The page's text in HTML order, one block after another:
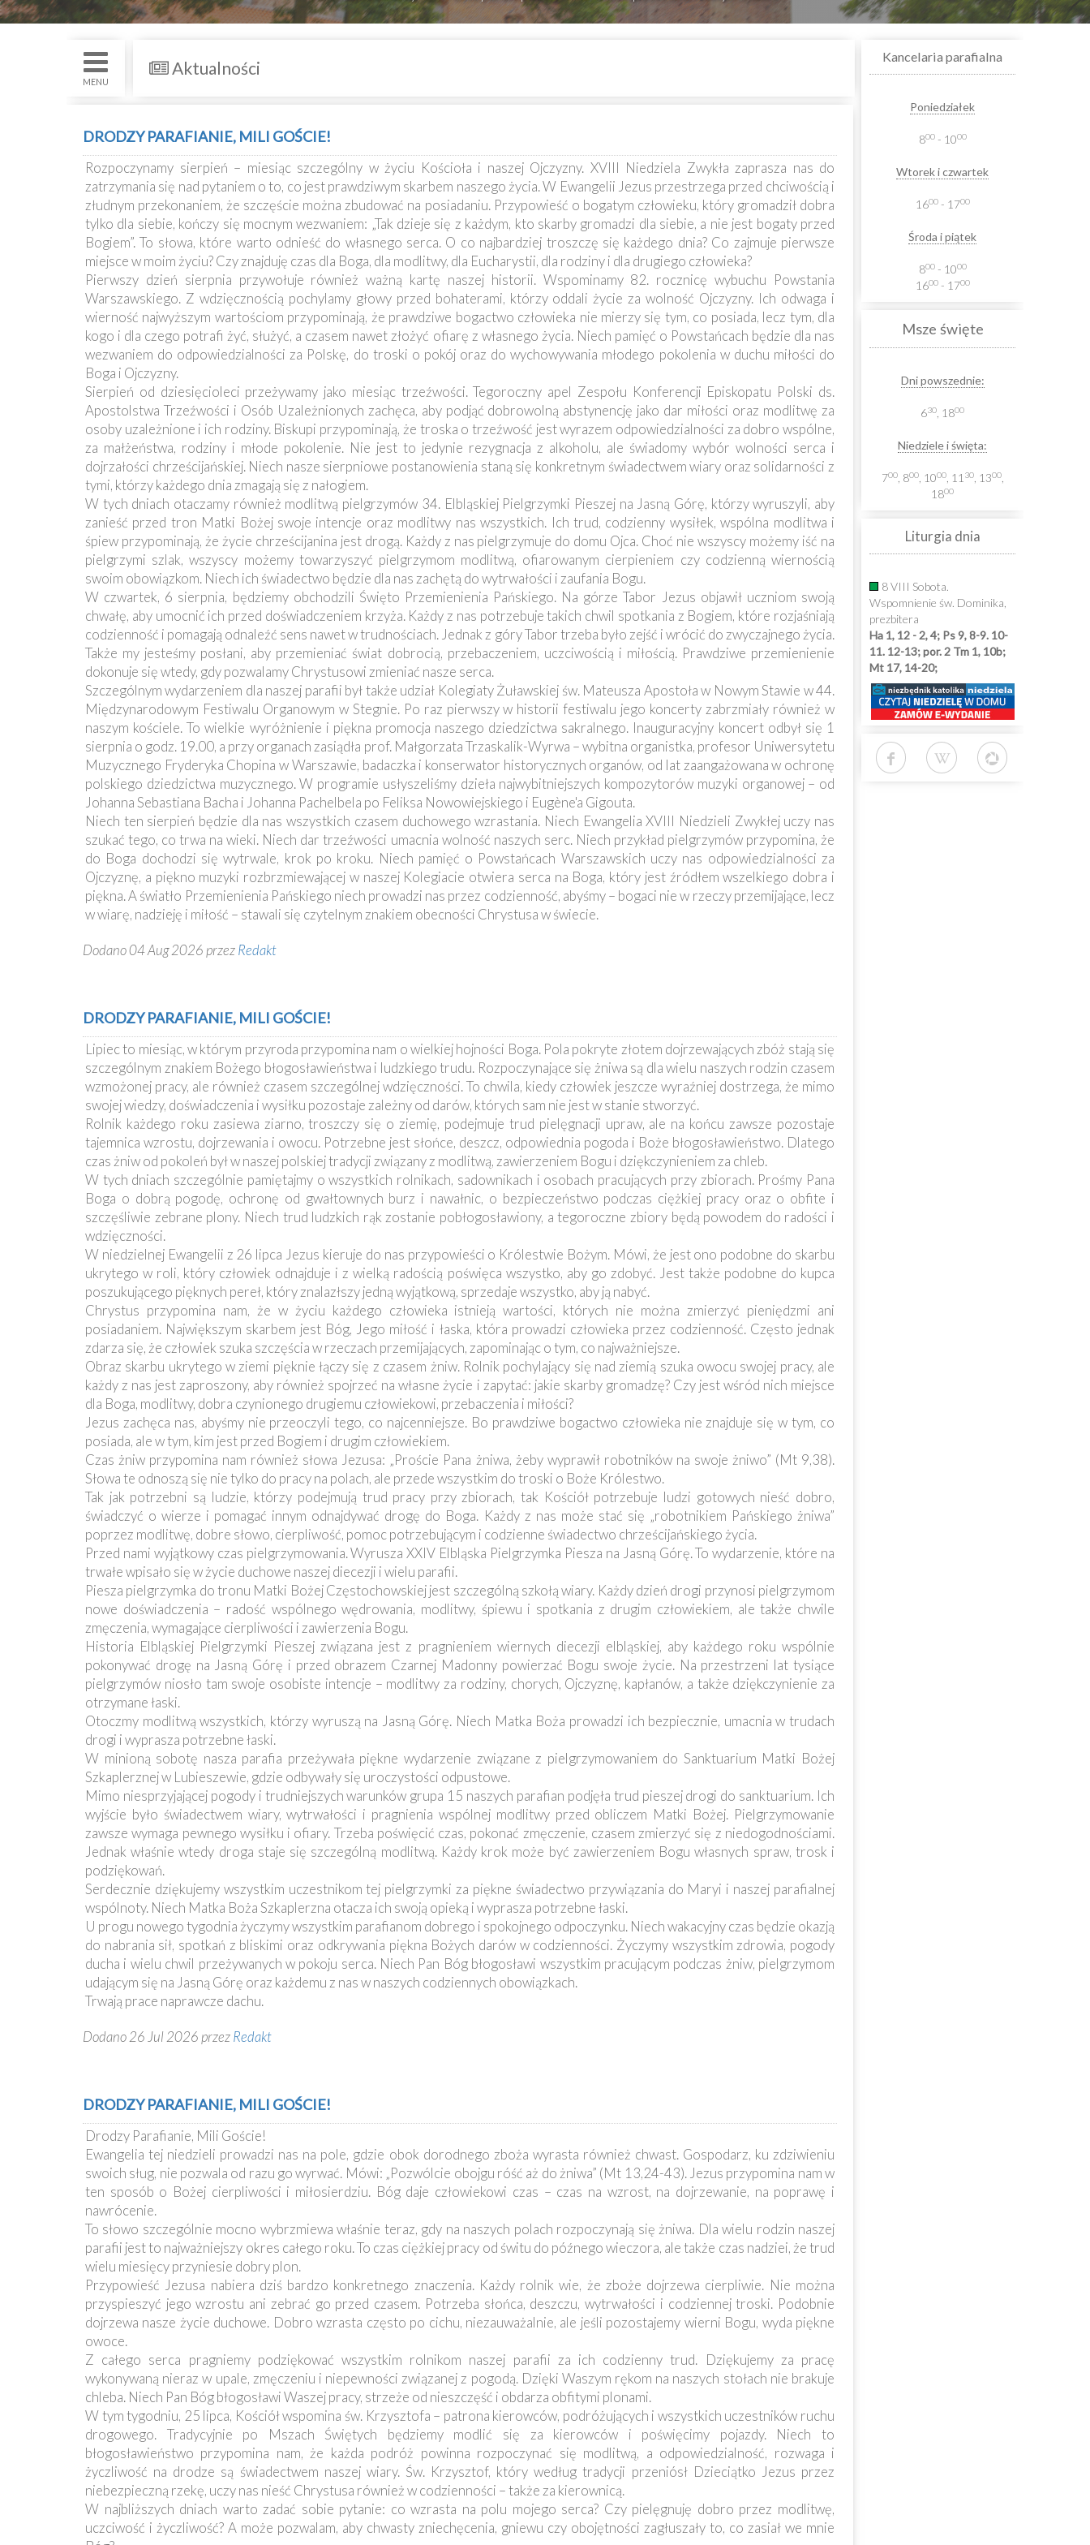
św.
i
Duszpasterze
Małoletnich
MENU
Aktualności
DRODZY PARAFIANIE, MILI GOŚCIE!
Rozpoczynamy sierpień – miesiąc szczególny w życiu Kościoła i naszej Ojczyzny. XVIII Niedziela Zwykła zaprasza nas do
zatrzymania się nad pytaniem o to, co jest prawdziwym skarbem naszego życia. W Ewangelii Jezus przestrzega przed chciwością i
złudnym przekonaniem, że szczęście można zbudować na posiadaniu. Przypowieść o bogatym człowieku, który gromadził dobra
tylko dla siebie, kończy się mocnym wezwaniem: „Tak dzieje się z każdym, kto skarby gromadzi dla siebie, a nie jest bogaty przed
Bogiem”. To słowa, które warto odnieść do własnego serca. O co najbardziej troszczę się każdego dnia? Co zajmuje pierwsze
miejsce w moim życiu? Czy znajduję czas dla Boga, dla modlitwy, dla Eucharystii, dla rodziny i dla drugiego człowieka?
Pierwszy dzień sierpnia przywołuje również ważną kartę naszej historii. Wspominamy 82. rocznicę wybuchu Powstania
Warszawskiego. Z wdzięcznością pochylamy głowy przed bohaterami, którzy oddali życie za wolność Ojczyzny. Ich odwaga i
wierność najwyższym wartościom przypominają, że prawdziwe bogactwo człowieka nie mierzy się tym, co posiada, lecz tym, dla
kogo i dla czego potrafi żyć, służyć, a czasem nawet złożyć ofiarę z własnego życia. Niech pamięć o Powstańcach będzie dla nas
wezwaniem do odpowiedzialności za Polskę, do troski o pokój oraz do wychowywania młodego pokolenia w duchu miłości do
Boga i Ojczyzny.
Sierpień od dziesięcioleci przeżywamy jako miesiąc trzeźwości. Tegoroczny apel Zespołu Konferencji Episkopatu Polski ds.
Apostolstwa Trzeźwości i Osób Uzależnionych zachęca, aby podjąć dobrowolną abstynencję jako dar miłości oraz modlitwę za
osoby uzależnione i ich rodziny. Biskupi przypominają, że troska o trzeźwość jest wyrazem odpowiedzialności za dobro wspólne,
za małżeństwa, rodziny i młode pokolenie. Nie jest to jedynie rezygnacja z alkoholu, ale świadomy wybór wolności serca i
dojrzałości chrześcijańskiej. Niech nasze sierpniowe postanowienia staną się konkretnym świadectwem wiary oraz solidarności z
tymi, którzy każdego dnia zmagają się z nałogiem.
W tych dniach otaczamy również modlitwą pielgrzymów 34. Elbląskiej Pielgrzymki Pieszej na Jasną Górę, którzy wyruszyli, aby
zanieść przed tron Matki Bożej swoje intencje oraz modlitwy nas wszystkich. Ich trud, codzienny wysiłek, wspólna modlitwa i
śpiew przypominają, że życie chrześcijanina jest drogą. Każdy z nas pielgrzymuje do domu Ojca. Choć nie wszyscy możemy iść na
pielgrzymi szlak, wszyscy możemy towarzyszyć pielgrzymom modlitwą, ofiarowanym cierpieniem czy codzienną wiernością
swoim obowiązkom. Niech ich świadectwo będzie dla nas zachętą do wytrwałości i zaufania Bogu.
W czwartek, 6 sierpnia, będziemy obchodzili Święto Przemienienia Pańskiego. Na górze Tabor Jezus objawił uczniom swoją
chwałę, aby umocnić ich przed doświadczeniem krzyża. Każdy z nas potrzebuje takich chwil spotkania z Bogiem, które rozjaśniają
codzienność i pomagają odnaleźć sens nawet w trudnościach. Jednak z góry Tabor trzeba było zejść i wrócić do zwyczajnego życia.
Także my jesteśmy posłani, aby przemieniać świat dobrocią, przebaczeniem, uczciwością i miłością. Prawdziwe przemienienie
dokonuje się wtedy, gdy pozwalamy Chrystusowi zmieniać nasze serca.
Szczególnym wydarzeniem dla naszej parafii był także udział Kolegiaty Żuławskiej św. Mateusza Apostoła w Nowym Stawie w 44.
Międzynarodowym Festiwalu Organowym w Stegnie. Po raz pierwszy w historii festiwalu jego koncerty zabrzmiały również w
naszym kościele. To wielkie wyróżnienie i piękna promocja naszego dziedzictwa sakralnego. Inauguracyjny koncert odbył się 1
sierpnia o godz. 19.00, a przy organach zasiądła prof. Małgorzata Trzaskalik-Wyrwa – wybitna organistka, profesor Uniwersytetu
Muzycznego Fryderyka Chopina w Warszawie, badaczka i konserwator historycznych organów, od lat zaangażowana w ochronę
polskiego dziedzictwa muzycznego. W programie usłyszeliśmy dzieła najwybitniejszych kompozytorów muzyki organowej – od
Johanna Sebastiana Bacha i Johanna Pachelbela po Feliksa Nowowiejskiego i Eugène'a Gigouta.
Niech ten sierpień będzie dla nas wszystkich czasem duchowego wzrastania. Niech Ewangelia XVIII Niedzieli Zwykłej uczy nas
szukać tego, co trwa na wieki. Niech dar trzeźwości umacnia wolność naszych serc. Niech przykład pielgrzymów przypomina, że
do Boga dochodzi się wytrwale, krok po kroku. Niech pamięć o Powstańcach Warszawskich uczy nas odpowiedzialności za
Ojczyznę, a piękno muzyki rozbrzmiewającej w naszej Kolegiacie otwiera serca na Boga, który jest źródłem wszelkiego dobra i
piękna. A światło Przemienienia Pańskiego niech prowadzi nas przez codzienność, abyśmy – bogaci nie w rzeczy przemijające, lecz
w wiarę, nadzieję i miłość – stawali się czytelnym znakiem obecności Chrystusa w świecie.
Dodano 04 Aug 2026 przezRedakt
DRODZY PARAFIANIE, MILI GOŚCIE!
Lipiec to miesiąc, w którym przyroda przypomina nam o wielkiej hojności Boga. Pola pokryte złotem dojrzewających zbóż stają się
szczególnym znakiem Bożego błogosławieństwa i ludzkiego trudu. Rozpoczynające się żniwa są dla wielu naszych rodzin czasem
wzmożonej pracy, ale również czasem szczególnej wdzięczności. To chwila, kiedy człowiek jeszcze wyraźniej dostrzega, że mimo
swojej wiedzy, doświadczenia i wysiłku pozostaje zależny od darów, których sam nie jest w stanie stworzyć.
Rolnik każdego roku zasiewa ziarno, troszczy się o ziemię, podejmuje trud pielęgnacji upraw, ale na końcu zawsze pozostaje
tajemnica wzrostu, dojrzewania i owocu. Potrzebne jest słońce, deszcz, odpowiednia pogoda i Boże błogosławieństwo. Dlatego
czas żniw od pokoleń był w naszej polskiej tradycji związany z modlitwą, zawierzeniem Bogu i dziękczynieniem za chleb.
W tych dniach szczególnie pamiętajmy o wszystkich rolnikach, sadownikach i osobach pracujących przy zbiorach. Prośmy Pana
Boga o dobrą pogodę, ochronę od gwałtownych burz i nawałnic, o bezpieczeństwo podczas ciężkiej pracy oraz o obfite i
szczęśliwie zebrane plony. Niech trud ludzkich rąk zostanie pobłogosławiony, a tegoroczne zbiory będą powodem do radości i
wdzięczności.
W niedzielnej Ewangelii z 26 lipca Jezus kieruje do nas przypowieści o Królestwie Bożym. Mówi, że jest ono podobne do skarbu
ukrytego w roli, który człowiek odnajduje i z wielką radością poświęca wszystko, aby go zdobyć. Jest także podobne do kupca
poszukującego pięknych pereł, który znalazłszy jedną wyjątkową, sprzedaje wszystko, aby ją nabyć.
Chrystus przypomina nam, że w życiu każdego człowieka istnieją wartości, których nie można zmierzyć pieniędzmi ani
posiadaniem. Największym skarbem jest Bóg, Jego miłość i łaska, która prowadzi człowieka przez codzienność. Często jednak
zdarza się, że człowiek szuka szczęścia w rzeczach przemijających, zapominając o tym, co najważniejsze.
Obraz skarbu ukrytego w ziemi pięknie łączy się z czasem żniw. Rolnik pochylający się nad ziemią szuka owocu swojej pracy, ale
każdy z nas jest zaproszony, aby również spojrzeć na własne życie i zapytać: jakie skarby gromadzę? Czy jest wśród nich miejsce
dla Boga, modlitwy, dobra czynionego drugiemu człowiekowi, przebaczenia i miłości?
Jezus zachęca nas, abyśmy nie przeoczyli tego, co najcenniejsze. Bo prawdziwe bogactwo człowieka nie znajduje się w tym, co
posiada, ale w tym, kim jest przed Bogiem i drugim człowiekiem.
Czas żniw przypomina nam również słowa Jezusa: „Proście Pana żniwa, żeby wyprawił robotników na swoje żniwo” (Mt 9,38).
Słowa te odnoszą się nie tylko do pracy na polach, ale przede wszystkim do troski o Boże Królestwo.
Tak jak potrzebni są ludzie, którzy podejmują trud pracy przy zbiorach, tak Kościół potrzebuje ludzi gotowych nieść dobro,
świadczyć o wierze i pomagać innym odnajdywać drogę do Boga. Każdy z nas może stać się „robotnikiem Pańskiego żniwa”
poprzez modlitwę, dobre słowo, cierpliwość, pomoc potrzebującym i codzienne świadectwo chrześcijańskiego życia.
Przed nami wyjątkowy czas pielgrzymowania. Wyrusza XXIV Elbląska Pielgrzymka Piesza na Jasną Górę. To wydarzenie, które na
trwałe wpisało się w życie duchowe naszej diecezji i wielu parafii.
Piesza pielgrzymka do tronu Matki Bożej Częstochowskiej jest szczególną szkołą wiary. Każdy dzień drogi przynosi pielgrzymom
nowe doświadczenia – radość wspólnego wędrowania, modlitwy, śpiewu i spotkania z drugim człowiekiem, ale także chwile
zmęczenia, wymagające cierpliwości i zawierzenia Bogu.
Historia Elbląskiej Pielgrzymki Pieszej związana jest z pragnieniem wiernych diecezji elbląskiej, aby każdego roku wspólnie
pokonywać drogę na Jasną Górę i przed obrazem Czarnej Madonny powierzać Bogu swoje życie. Na przestrzeni lat tysiące
pielgrzymów niosło tam swoje osobiste intencje – modlitwy za rodziny, chorych, Ojczyznę, kapłanów, a także dziękczynienie za
otrzymane łaski.
Otoczmy modlitwą wszystkich, którzy wyruszą na Jasną Górę. Niech Matka Boża prowadzi ich bezpiecznie, umacnia w trudach
drogi i wyprasza potrzebne łaski.
W minioną sobotę nasza parafia przeżywała piękne wydarzenie związane z pielgrzymowaniem do Sanktuarium Matki Bożej
Szkaplerznej w Lubieszewie, gdzie odbywały się uroczystości odpustowe.
Mimo niesprzyjającej pogody i trudniejszych warunków grupa 15 naszych parafian podjęła trud pieszej drogi do sanktuarium. Ich
wyjście było świadectwem wiary, wytrwałości i pragnienia wspólnej modlitwy przed obliczem Matki Bożej. Pielgrzymowanie
zawsze wymaga pewnego wysiłku i ofiary. Trzeba poświęcić czas, pokonać zmęczenie, czasem zmierzyć się z niedogodnościami.
Jednak właśnie wtedy droga staje się szczególną modlitwą. Każdy krok może być zawierzeniem Bogu własnych spraw, trosk i
podziękowań.
Serdecznie dziękujemy wszystkim uczestnikom tej pielgrzymki za piękne świadectwo przywiązania do Maryi i naszej parafialnej
wspólnoty. Niech Matka Boża Szkaplerzna otacza ich swoją opieką i wyprasza potrzebne łaski.
U progu nowego tygodnia życzymy wszystkim parafianom dobrego i spokojnego odpoczynku. Niech wakacyjny czas będzie okazją
do nabrania sił, spotkań z bliskimi oraz odkrywania piękna Bożych darów w codzienności. Życzymy wszystkim zdrowia, pogody
ducha i wielu chwil przeżywanych w pokoju serca. Niech Pan Bóg błogosławi wszystkim pracującym podczas żniw, pielgrzymom
udającym się na Jasną Górę oraz każdemu z nas w naszych codziennych obowiązkach.
Trwają prace naprawcze dachu.
Dodano 26 Jul 2026 przezRedakt
DRODZY PARAFIANIE, MILI GOŚCIE!
Drodzy Parafianie, Mili Goście!
Ewangelia tej niedzieli prowadzi nas na pole, gdzie obok dorodnego zboża wyrasta również chwast. Gospodarz, ku zdziwieniu
swoich sług, nie pozwala od razu go wyrwać. Mówi: „Pozwólcie obojgu róść aż do żniwa” (Mt 13,24-43). Jezus przypomina nam w
ten sposób o Bożej cierpliwości i miłosierdziu. Bóg daje człowiekowi czas – czas na wzrost, na dojrzewanie, na poprawę i
nawrócenie.
To słowo szczególnie mocno wybrzmiewa właśnie teraz, gdy na naszych polach rozpoczynają się żniwa. Dla wielu rodzin naszej
parafii jest to najważniejszy okres całego roku. To czas ciężkiej pracy od świtu do późnego wieczora, ale także czas nadziei, że trud
wielu miesięcy przyniesie dobry plon.
Przypowieść Jezusa nabiera dziś bardzo konkretnego znaczenia. Każdy rolnik wie, że zboże dojrzewa cierpliwie. Nie można
przyspieszyć jego wzrostu ani zebrać go przed czasem. Potrzeba słońca, deszczu, wytrwałości i codziennej troski. Podobnie
dojrzewa nasze życie duchowe. Dobro wzrasta często po cichu, niezauważalnie, ale jeśli pozostajemy wierni Bogu, wyda piękne
owoce.
Z całego serca pragniemy podziękować wszystkim rolnikom naszej parafii za ich codzienny trud. Dziękujemy za pracę
wykonywaną nieraz w upale, zmęczeniu i niepewności związanej z pogodą. Dzięki Waszym rękom na naszych stołach nie brakuje
chleba. Niech Pan Bóg błogosławi Waszej pracy, strzeże od nieszczęść i obdarza obfitymi plonami.
W tym tygodniu, 25 lipca, Kościół wspomina św. Krzysztofa – patrona kierowców, podróżujących i wszystkich uczestników ruchu
drogowego. Tradycyjnie po Mszach Świętych będziemy modlić się za kierowców i poświęcimy pojazdy. Niech to
błogosławieństwo przypomina nam, że każda podróż powinna rozpoczynać się modlitwą, a odpowiedzialność, rozwaga i
życzliwość na drodze są świadectwem naszej wiary. Św. Krzysztof, który według tradycji przeniósł Dzieciątko Jezus przez
niebezpieczną rzekę, uczy nas nieść Chrystusa również w codzienności – także za kierownicą.
W najbliższych dniach warto zadać sobie pytanie: co wzrasta na polu mojego serca? Czy pielęgnuję dobro przez modlitwę,
uczciwość i życzliwość? A może pozwalam, aby chwasty zniechęcenia, gniewu czy obojętności zagłuszały to, co zasiał we mnie
Kancelaria parafialna
Poniedziałek
800- 1000
Wtorek i czwartek
1600- 1700
Środa i piątek
800- 1000
1600- 1700
Msze święte
Dni powszednie:
630 , 1800
Niedziele i święta:
700, 800, 1000, 11 30, 1300,
1800
Liturgia dnia
8 VIII Sobota.
Wspomnienie św. Dominika,
prezbitera
Ha 1, 12 - 2, 4; Ps 9, 8-9. 10-
11. 12-13; por. 2 Tm 1, 10b;
Mt 17, 14-20;